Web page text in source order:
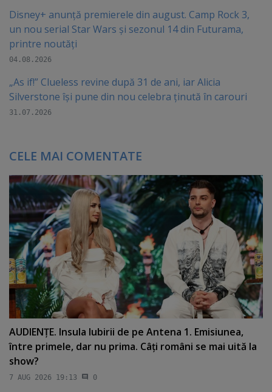
Disney+ anunță premierele din august. Camp Rock 3,
un nou serial Star Wars și sezonul 14 din Futurama,
printre noutăți
04.08.2026
„As if!” Clueless revine după 31 de ani, iar Alicia
Silverstone își pune din nou celebra ținută în carouri
31.07.2026
CELE MAI COMENTATE
AUDIENŢE. Insula Iubirii de pe Antena 1. Emisiunea,
între primele, dar nu prima. Câţi români se mai uită la
show?
7 AUG 2026 19:13 0